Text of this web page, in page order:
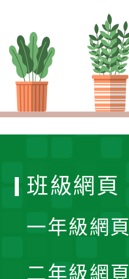
班級網頁
一年級網頁
二年級網頁